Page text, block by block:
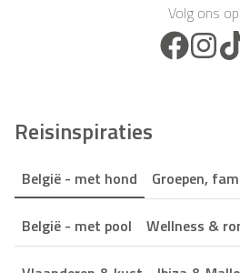
Volg ons op
Reisinspiraties
België - met hond Groepen,
België - met pool Wellness &